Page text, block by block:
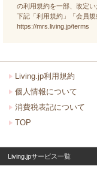
の利用規約を一部、改定い
下記「利用規約」「会員
https://mrs.living.jp/terms
Living.jp利用規約
個人情報について
消費税表記について
TOP
Living.jpサービス一覧